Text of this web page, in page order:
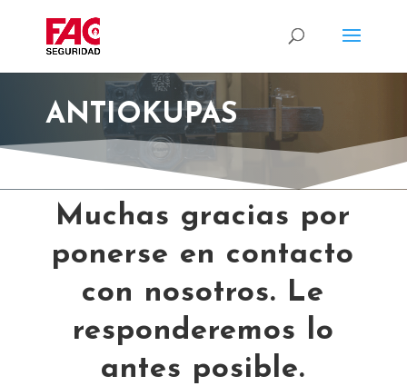
ANTIOKUPAS
Muchas gracias por
ponerse en contacto
con nosotros. Le
responderemos lo
antes posible.